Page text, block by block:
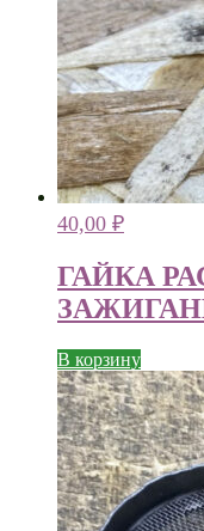
40,00 ₽
ГАЙКА
В корзину